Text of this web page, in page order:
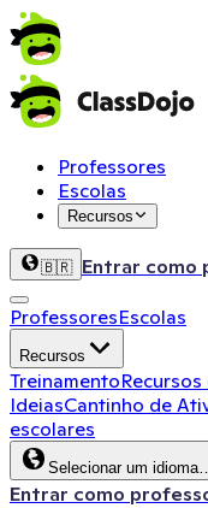
Professores
Escolas
Recursos
🇧🇷 Entrar como
ProfessoresEscolas
Recursos
Treinamento
IdeiasCantinho de
escolares
Selecionar um
Entrar como